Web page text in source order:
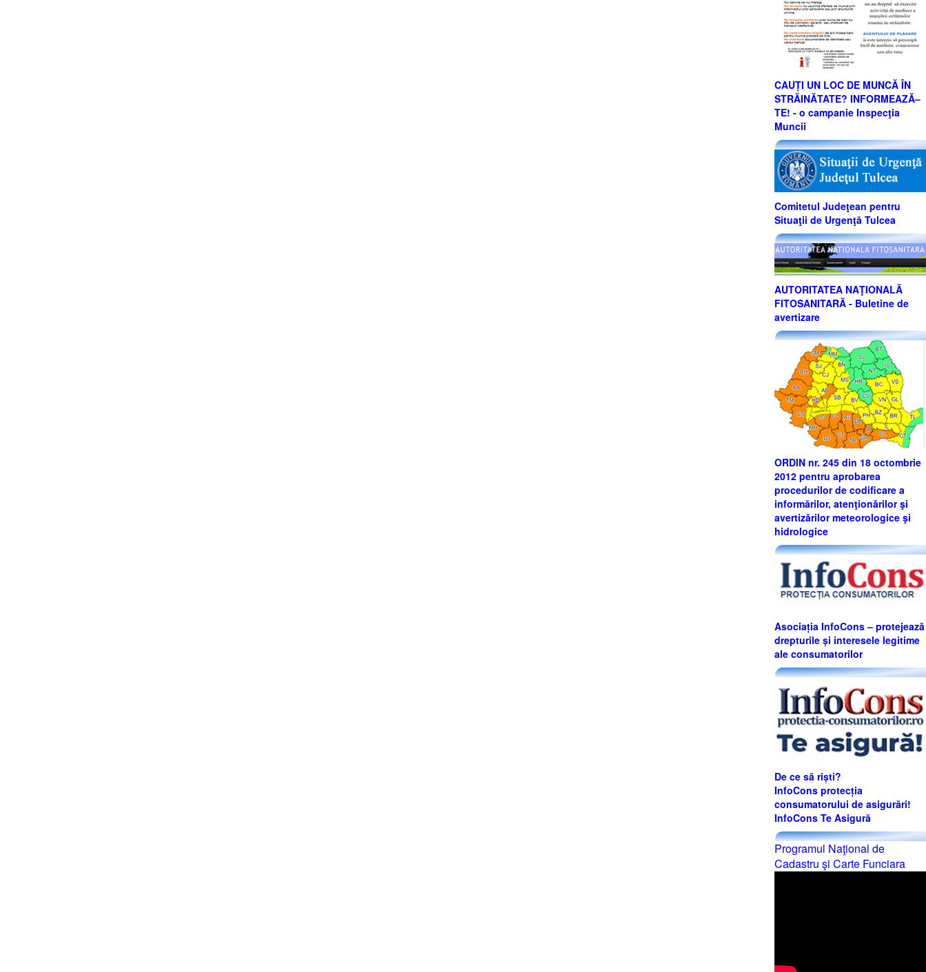
CAUȚI UN LOC DE MUNCĂ ÎN
STRĂINĂTATE? INFORMEAZĂ–
TE! - o campanie Inspecţia
Muncii
Comitetul Judeţean pentru
Situaţii de Urgenţă Tulcea
AUTORITATEA NAŢIONALĂ
FITOSANITARĂ - Buletine de
avertizare
ORDIN nr. 245 din 18 octombrie
2012 pentru aprobarea
procedurilor de codificare a
informărilor, atenţionărilor şi
avertizărilor meteorologice şi
hidrologice
Asociația InfoCons – protejează
drepturile și interesele legitime
ale consumatorilor
De ce să riști?
InfoCons protecția
consumatorului de asigurări!
InfoCons Te Asigură
Programul Naţional de
Cadastru şi Carte Funciara